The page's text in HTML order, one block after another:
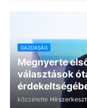
GAZDASÁG
Megnyerte
választások
közzétette